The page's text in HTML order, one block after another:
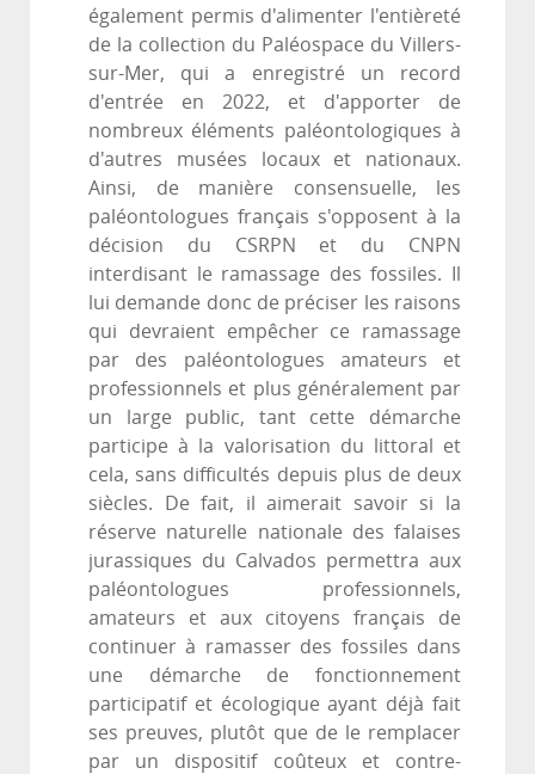
également permis d'alimenter l'entièreté
de la collection du Paléospace du Villers-
sur-Mer, qui a enregistré un record
d'entrée en 2022, et d'apporter de
nombreux éléments paléontologiques à
d'autres musées locaux et nationaux.
Ainsi, de manière consensuelle, les
paléontologues français s'opposent à la
décision du CSRPN et du CNPN
interdisant le ramassage des fossiles. Il
lui demande donc de préciser les raisons
qui devraient empêcher ce ramassage
par des paléontologues amateurs et
professionnels et plus généralement par
un large public, tant cette démarche
participe à la valorisation du littoral et
cela, sans difficultés depuis plus de deux
siècles. De fait, il aimerait savoir si la
réserve naturelle nationale des falaises
jurassiques du Calvados permettra aux
paléontologues professionnels,
amateurs et aux citoyens français de
continuer à ramasser des fossiles dans
une démarche de fonctionnement
participatif et écologique ayant déjà fait
ses preuves, plutôt que de le remplacer
par un dispositif coûteux et contre-